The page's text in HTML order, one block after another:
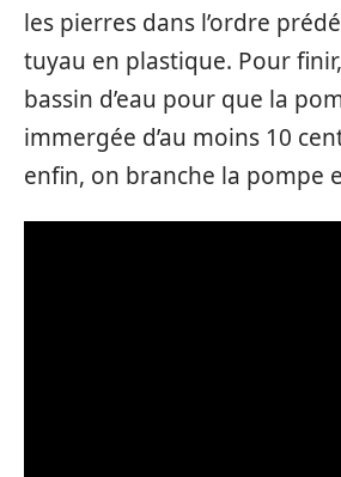
les pierres dans l’ordre
tuyau en plastique. Pour
bassin d’eau pour que la
immergée d’au moins 10
enfin, on branche la pompe